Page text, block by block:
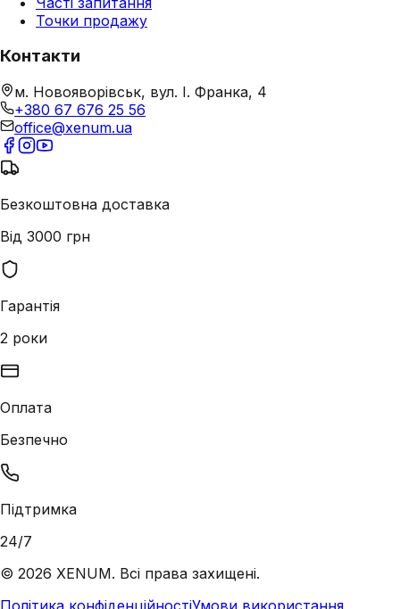
Точки продажу
Контакти
м. Новояворівськ, вул. І. Франка, 4
+380 67 676 25 56
office@xenum.ua
Безкоштовна доставка
Від 3000 грн
Гарантія
2 роки
Оплата
Безпечно
Підтримка
24/7
© 2026 XENUM. Всі права захищені.